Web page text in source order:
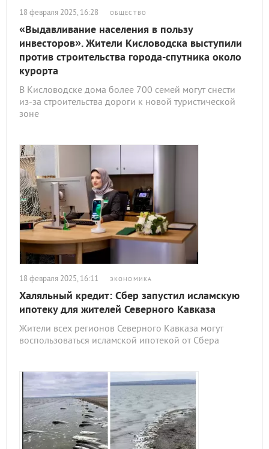
18 февраля 2025, 16:28 ОБЩЕСТВО
«Выдавливание населения в пользу
инвесторов». Жители Кисловодска выступили
против строительства города-спутника около
курорта
В Кисловодске дома более 700 семей могут снести
из-за строительства дороги к новой туристической
зоне
18 февраля 2025, 16:11 ЭКОНОМИКА
Халяльный кредит: Сбер запустил исламскую
ипотеку для жителей Северного Кавказа
Жители всех регионов Северного Кавказа могут
воспользоваться исламской ипотекой от Сбера